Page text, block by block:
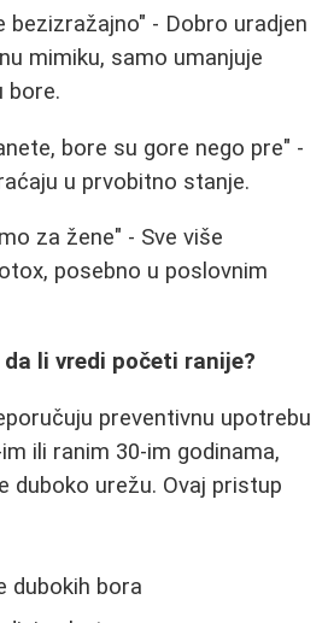
bezizražajno" - Dobro uradjen
mimiku, samo umanjuje
bore.
bore su gore nego pre" -
u prvobitno stanje.
za žene" - Sve više
posebno u poslovnim
li vredi početi ranije?
preventivnu upotrebu
ili ranim 30-im godinama,
duboko urežu. Ovaj pristup
dubokih bora